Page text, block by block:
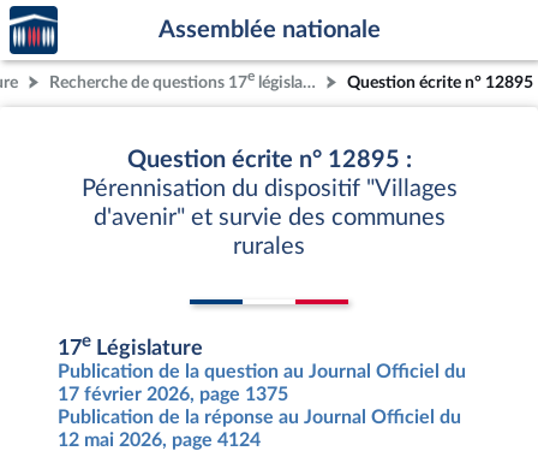
Aller au contenu
Aller en bas de la page
Accèder
à la
page
d'accueil
Assemblée nationale
Recherche de questions 17e législature Question écrite n° 12895
Question écrite n° 12895 :
Pérennisation du dispositif "Villages
d'avenir" et survie des communes
rurales
17e Législature
Publication de la question au Journal Officiel du
17 février 2026, page 1375
Publication de la réponse au Journal Officiel du
12 mai 2026, page 4124